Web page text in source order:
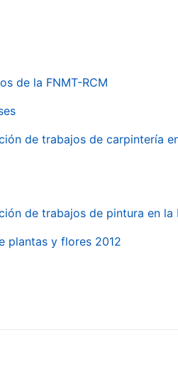
de la FNMT-RCM
de trabajos de carpintería
de trabajos de pintura en
plantas y flores 2012